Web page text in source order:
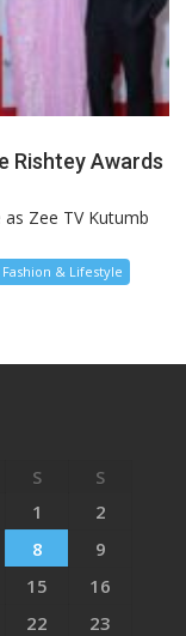
Rishtey Awards
Zee TV Kutumb
Fashion & Lifestyle
S
S
1
2
8
9
15
16
22
23